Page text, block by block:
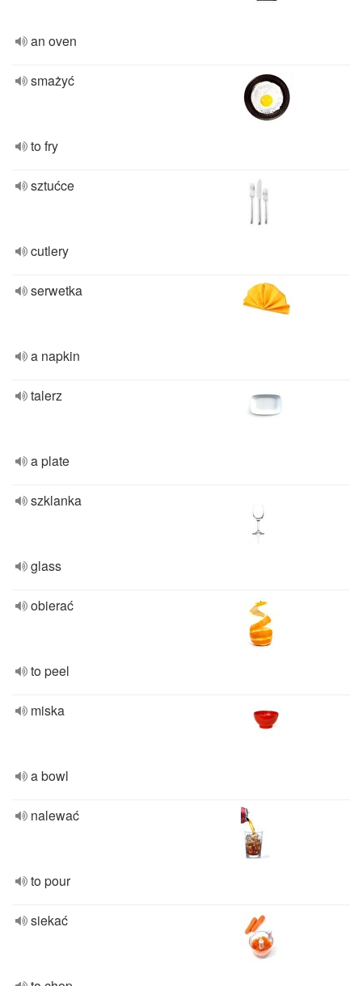
an oven
smażyć
to fry
sztućce
cutlery
serwetka
a napkin
talerz
a plate
szklanka
glass
obierać
to peel
miska
a bowl
nalewać
to pour
siekać